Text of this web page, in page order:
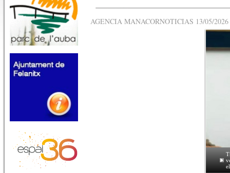
AGENCIA MANACORNOTICIAS 13/05/